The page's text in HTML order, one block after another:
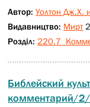
Автор:Уолтон Дж.Х.
Видавництво: Мирт
Розділ: 220.7
Библейский
комментарий/2/